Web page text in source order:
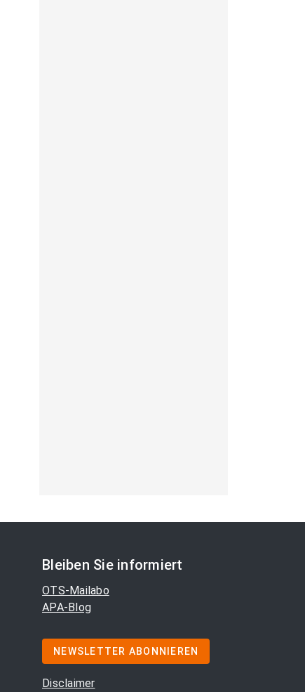
Bleiben Sie informiert
OTS-Mailabo
APA-Blog
NEWSLETTER ABONNIEREN
Disclaimer